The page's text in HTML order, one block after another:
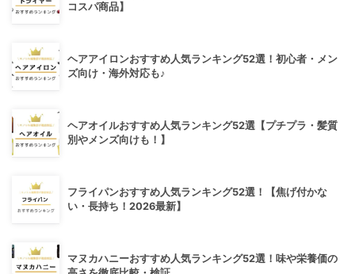
コスパ商品】
ヘアアイロンおすすめ人気ランキング52選！初心者・メン
ズ向け・海外対応も♪
ヘアオイルおすすめ人気ランキング52選【プチプラ・髪質
別やメンズ向けも！】
フライパンおすすめ人気ランキング52選！【焦げ付かな
い・長持ち！2026最新】
マヌカハニーおすすめ人気ランキング52選！味や栄養価の